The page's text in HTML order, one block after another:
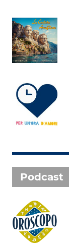
Podcast